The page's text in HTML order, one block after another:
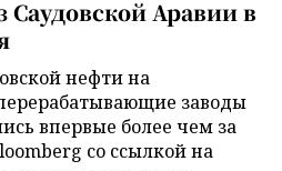
Аравии в
нефти на
заводы
впервые более чем за
со ссылкой на